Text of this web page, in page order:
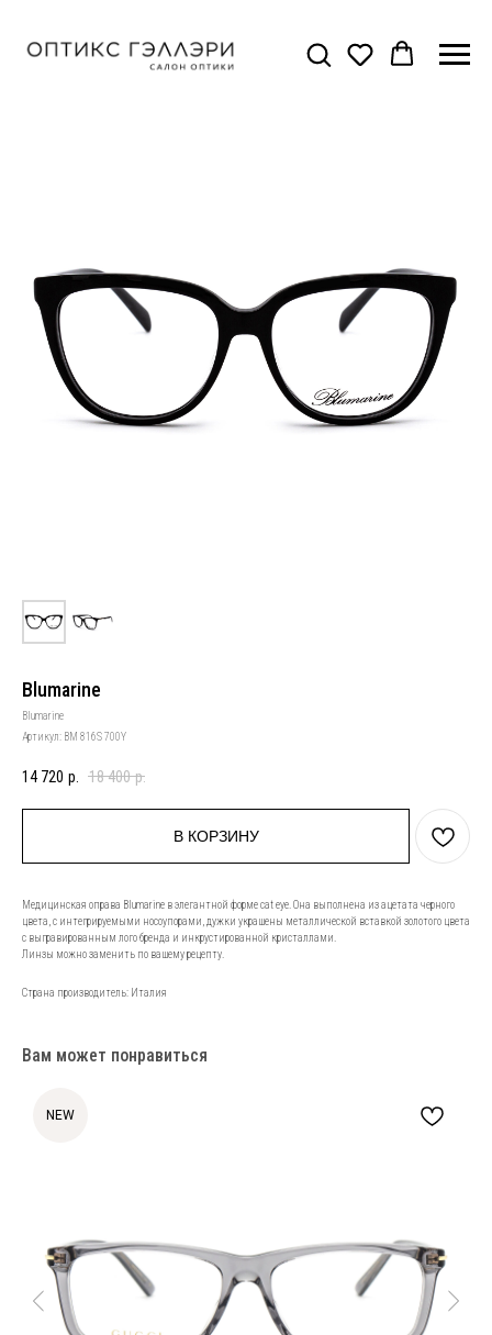
Blumarine
Blumarine
Артикул: BM 816S 700Y
14 720 р. 18 400 р.
В КОРЗИНУ
Медицинская оправа Blumarine в элегантной форме cat eye. Она выполнена из ацетата черного
цвета, с интегрируемыми носоупорами, дужки украшены металлической вставкой золотого цвета
с выгравированным лого бренда и инкрустированной кристаллами.
Линзы можно заменить по вашему рецепту.
Страна производитель: Италия
Вам может понравиться
NEW